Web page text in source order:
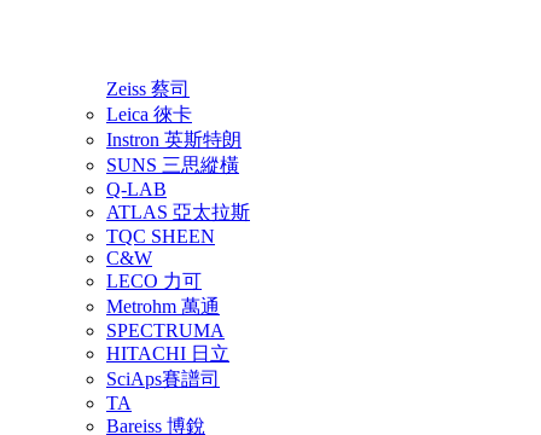
Zeiss 蔡司
Leica 徠卡
Instron 英斯特朗
SUNS 三思縱橫
Q-LAB
ATLAS 亞太拉斯
TQC SHEEN
C&W
LECO 力可
Metrohm 萬通
SPECTRUMA
HITACHI 日立
SciAps賽譜司
TA
Bareiss 博銳